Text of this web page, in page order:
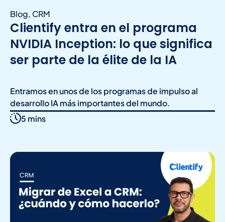
Blog, CRM
Clientify entra en el programa
NVIDIA Inception: lo que significa
ser parte de la élite de la IA
Entramos en unos de los programas de impulso al
desarrollo IA más importantes del mundo.
5 mins